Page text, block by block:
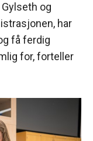
og
har
få ferdig
for, forteller